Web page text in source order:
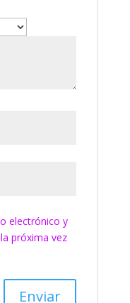
electrónico y
próxima vez